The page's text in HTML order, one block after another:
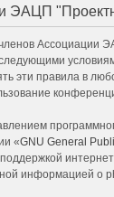
ЭАЦП
Ассоциации
эти правила в
«GNU General
информацией о